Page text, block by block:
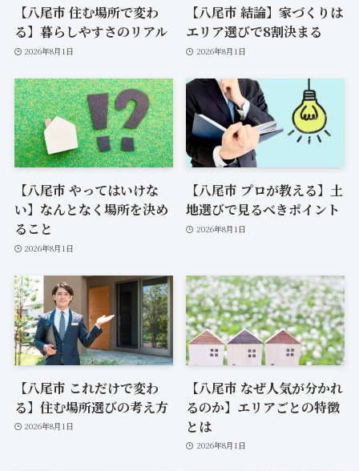
【八尾市 住む場所で変わ
る】暮らしやすさのリアル
2026年8月1日
【八尾市 結論】家づくりは
エリア選びで8割決まる
2026年8月1日
【八尾市 やってはいけな
い】なんとなく場所を決め
ること
2026年8月1日
【八尾市 プロが教える】土
地選びで見るべきポイント
2026年8月1日
【八尾市 これだけで変わ
る】住む場所選びの考え方
2026年8月1日
【八尾市 なぜ人気が分かれ
るのか】エリアごとの特徴
とは
2026年8月1日